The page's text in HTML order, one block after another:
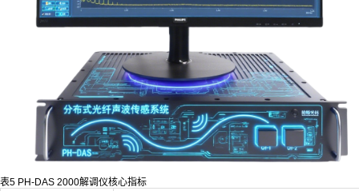
表5 PH-DAS 2000解调仪核心指标